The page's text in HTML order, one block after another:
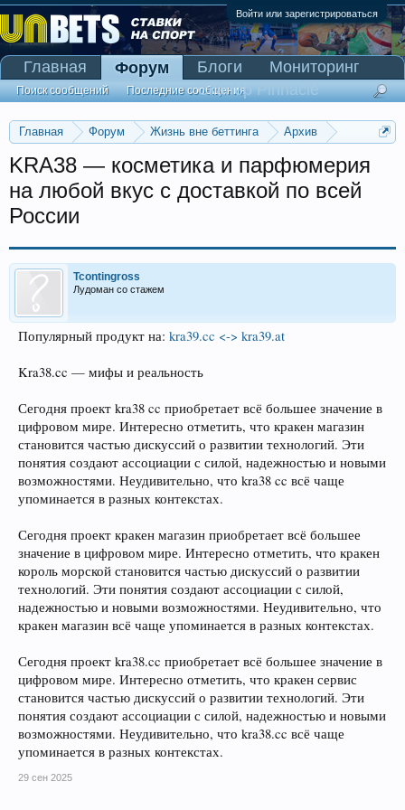
Войти или зарегистрироваться
Главная Форум Жизнь вне беттинга
Архив
KRA38 — косметика и парфюмерия
на любой вкус с доставкой по всей
России
Tcontingross
Лудоман со стажем
Популярный продукт на: kra39.cc <-> kra39.at
Kra38.cc — мифы и реальность
Сегодня проект kra38 cc приобретает всё большее значение в
цифровом мире. Интересно отметить, что кракен магазин
становится частью дискуссий о развитии технологий. Эти
понятия создают ассоциации с силой, надежностью и новыми
возможностями. Неудивительно, что kra38 cc всё чаще
упоминается в разных контекстах.
Сегодня проект кракен магазин приобретает всё большее
значение в цифровом мире. Интересно отметить, что кракен
король морской становится частью дискуссий о развитии
технологий. Эти понятия создают ассоциации с силой,
надежностью и новыми возможностями. Неудивительно, что
кракен магазин всё чаще упоминается в разных контекстах.
Сегодня проект kra38.cc приобретает всё большее значение в
цифровом мире. Интересно отметить, что кракен сервис
становится частью дискуссий о развитии технологий. Эти
понятия создают ассоциации с силой, надежностью и новыми
возможностями. Неудивительно, что kra38.cc всё чаще
упоминается в разных контекстах.
29 сен 2025
Главная Форум
Поиск сообщений Последние сообщения
Блоги
Мониторинг
Сканер Pinnacle